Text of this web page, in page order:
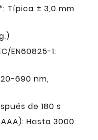
Típica ± 3,0 mm
EN60825-1:
690 nm,
de 180 s
Hasta 3000